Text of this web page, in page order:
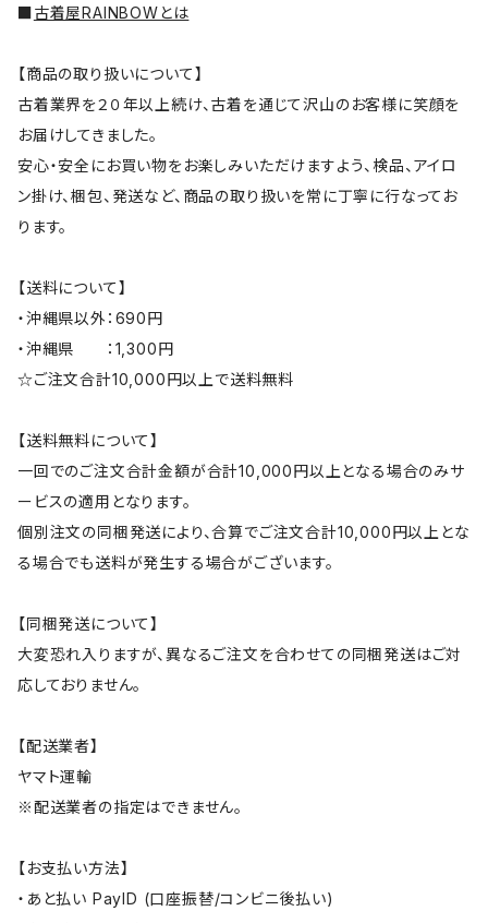
■古着屋RAINBOWとは
【商品の取り扱いについて】
古着業界を２０年以上続け、古着を通じて沢山のお客様に笑顔を
お届けしてきました。
安心・安全にお買い物をお楽しみいただけますよう、検品、アイロ
ン掛け、梱包、発送など、商品の取り扱いを常に丁寧に行なってお
ります。
【送料について】
・沖縄県以外：690円
・沖縄県 ：1,300円
☆ご注文合計10,000円以上で送料無料
【送料無料について】
一回でのご注文合計金額が合計10,000円以上となる場合のみサ
ービスの適用となります。
個別注文の同梱発送により、合算でご注文合計10,000円以上とな
る場合でも送料が発生する場合がございます。
【同梱発送について】
大変恐れ入りますが、異なるご注文を合わせての同梱発送はご対
応しておりません。
【配送業者】
ヤマト運輸
※配送業者の指定はできません。
【お支払い方法】
・あと払い PayID (口座振替/コンビニ後払い)